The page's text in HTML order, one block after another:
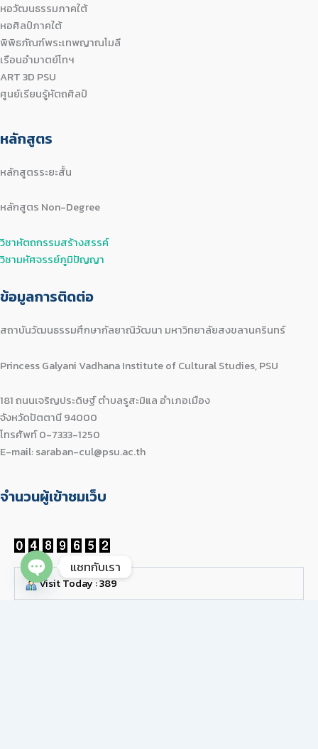
หอวัฒนธรรมภาคใต้
หอศิลป์ภาคใต้
พิพิธภัณฑ์พระเทพญาณโมลี
เรือนอำมาตย์โทฯ
ART 3D PSU
ศูนย์เรียนรู้หัตถศิลป์
หลักสูตร
หลักสูตรระยะสั้น
หลักสูตร Non-Degree
วิชาหัตถกรรมสร้างสรรค์
วิชามหัศจรรย์ภูมิปัญญา
ข้อมูลการติดต่อ
สถาบันวัฒนธรรมศึกษากัลยาณิวัฒนา มหาวิทยาลัยสงขลานครินทร์
Princess Galyani Vadhana Institute of Cultural Studies, PSU
181 ถนนเจริญประดิษฐ์ ตำบลรูสะมิแล อำเภอเมือง
จังหวัดปัตตานี 94000
โทรศัพท์ 0-7333-1250
E-mail: saraban-cul@psu.ac.th
จำนวนผู้เข้าชมเว็บ
Visit Today : 389
แชทกับเรา
Open chaty